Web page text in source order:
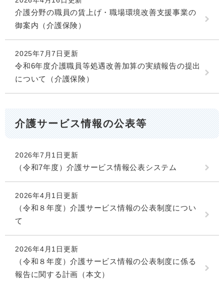
介護分野の職員の賃上げ・職場環境改善支援事業の
御案内（介護保険）
2025年7月7日更新
令和6年度介護職員等処遇改善加算の実績報告の提出
について（介護保険）
介護サービス情報の公表等
2026年7月1日更新
（令和7年度）介護サービス情報公表システム
2026年4月1日更新
（令和８年度）介護サービス情報の公表制度につい
て
2026年4月1日更新
（令和８年度）介護サービス情報の公表制度に係る
報告に関する計画（本文）